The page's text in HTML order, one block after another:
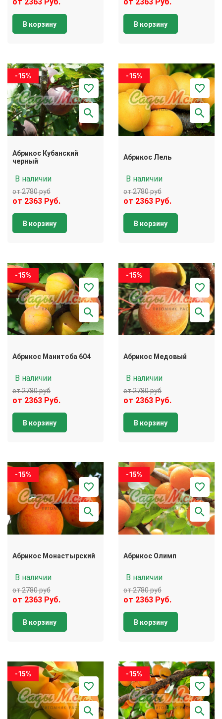
В корзину В корзину
-15%
Абрикос Кубанский
черный
В наличии
от 2780 руб
от 2363 Руб.
В корзину
-15%
Абрикос Лель
В наличии
от 2780 руб
от 2363 Руб.
В корзину
-15%
Абрикос Манитоба 604
В наличии
от 2780 руб
от 2363 Руб.
В корзину
-15%
Абрикос Медовый
В наличии
от 2780 руб
от 2363 Руб.
В корзину
-15%
Абрикос Монастырский
В наличии
от 2780 руб
от 2363 Руб.
В корзину
-15%
Абрикос Олимп
В наличии
от 2780 руб
от 2363 Руб.
В корзину
-15% -15%